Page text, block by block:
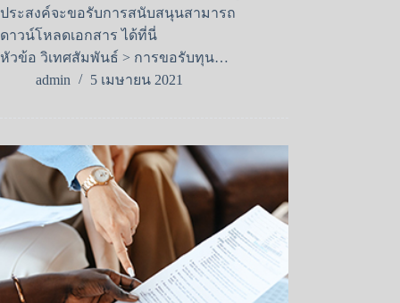
ประสงค์จะขอรับการสนับสนุนสามารถ
ดาวน์โหลดเอกสาร ได้ที่นี่
หัวข้อ วิเทศสัมพันธ์ > การขอรับทุน…
admin
5 เมษายน 2021